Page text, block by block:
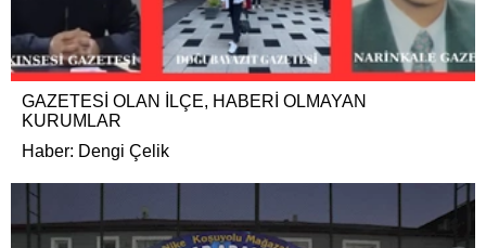
GAZETESİ OLAN İLÇE, HABERİ OLMAYAN
KURUMLAR
Haber: Dengi Çelik